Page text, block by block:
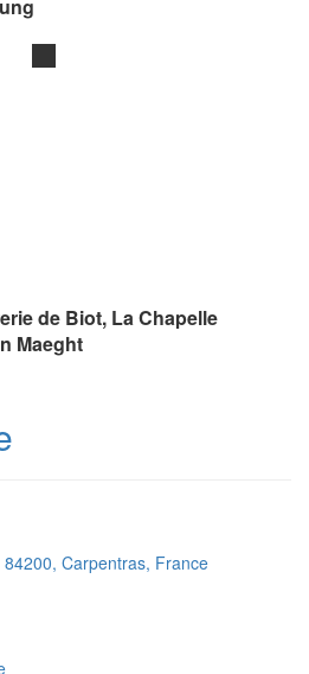
de Biot, La Chapelle
Maeght
Carpentras, France